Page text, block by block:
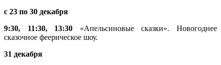
с 23 по 30 декабря
9:30, 11:30, 13:30 «Апельсиновые сказки». Новогоднее
сказочное феерическое шоу.
31 декабря